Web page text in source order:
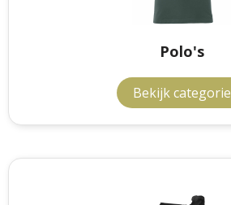
Polo's
Bekijk categorie